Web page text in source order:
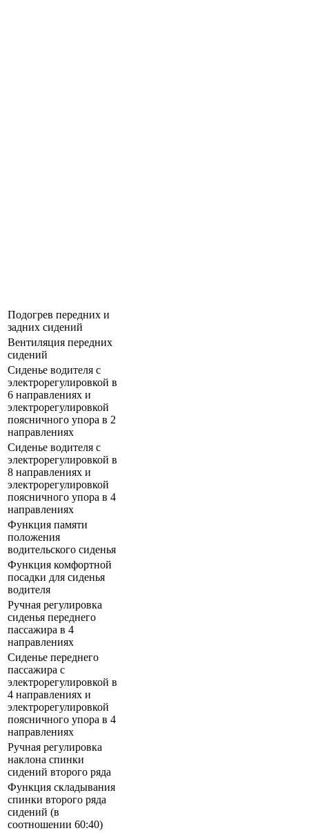
Подогрев передних и
задних сидений
Вентиляция передних
сидений
Сиденье водителя с
электрорегулировкой в
6 направлениях и
электрорегулировкой
поясничного упора в 2
направлениях
Сиденье водителя с
электрорегулировкой в
8 направлениях и
электрорегулировкой
поясничного упора в 4
направлениях
Функция памяти
положения
водительского сиденья
Функция комфортной
посадки для сиденья
водителя
Ручная регулировка
сиденья переднего
пассажира в 4
направлениях
Сиденье переднего
пассажира с
электрорегулировкой в
4 направлениях и
электрорегулировкой
поясничного упора в 4
направлениях
Ручная регулировка
наклона спинки
сидений второго ряда
Функция складывания
спинки второго ряда
сидений (в
соотношении 60:40)